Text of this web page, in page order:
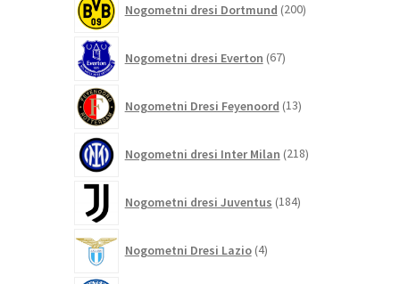
Nogometni dresi Dortmund 200izdelkov
Nogometni dresi Everton 67izdelkov
Nogometni Dresi Feyenoord 13izdelkov
Nogometni dresi Inter Milan 218izdelkov
Nogometni dresi Juventus 184izdelkov
Nogometni Dresi Lazio 4izdelki